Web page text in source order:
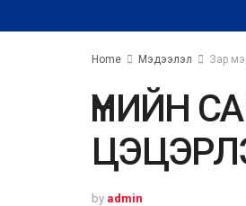
Home Мэдээлэл Зар
ҮНИЙН
by admin